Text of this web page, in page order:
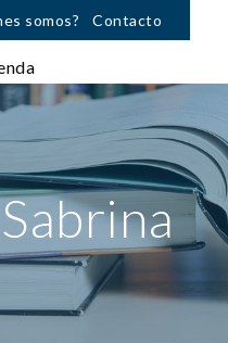
somos? Contacto